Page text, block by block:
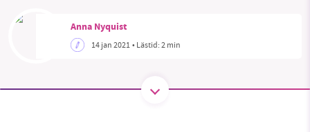
Anna Nyquist
14 jan 2021• Lästid:2 min
SMB kämpar för en hållbar framtid. Sedan